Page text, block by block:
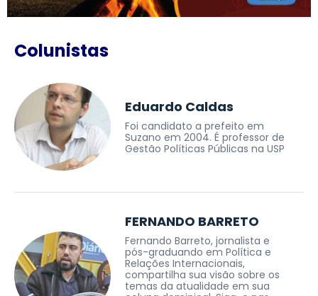
Colunistas
Eduardo Caldas
Foi candidato a prefeito em
Suzano em 2004. É professor de
Gestão Políticas Públicas na USP
FERNANDO BARRETO
Fernando Barreto, jornalista e
pós-graduando em Política e
Relações Internacionais,
compartilha sua visão sobre os
temas da atualidade em sua